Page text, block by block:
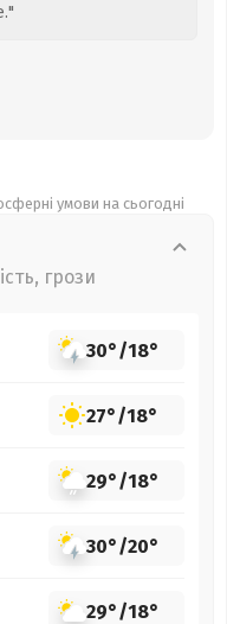
умови на сьогодні
грози
30°/18°
27°/18°
29°/18°
30°/20°
29°/18°